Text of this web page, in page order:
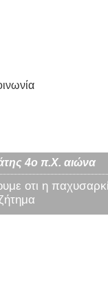
4ο π.Χ. αιώνα
οτι η